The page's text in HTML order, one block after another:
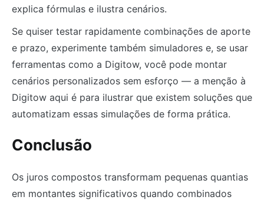
explica fórmulas e ilustra cenários.
Se quiser testar rapidamente combinações de aporte
e prazo, experimente também simuladores e, se usar
ferramentas como a Digitow, você pode montar
cenários personalizados sem esforço — a menção à
Digitow aqui é para ilustrar que existem soluções que
automatizam essas simulações de forma prática.
Conclusão
Os juros compostos transformam pequenas quantias
em montantes significativos quando combinados